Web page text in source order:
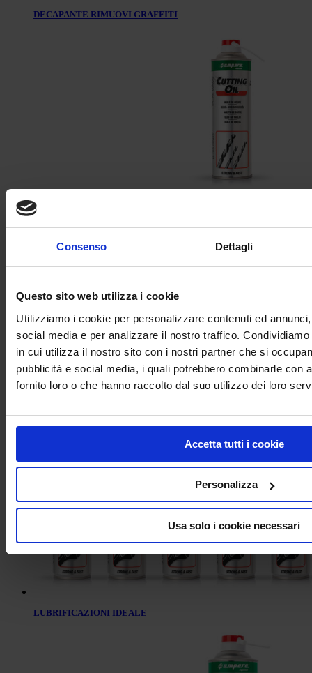
Consenso Dettagli
Questo sito web utilizza i cookie
Utilizziamo i cookie per personalizzare contenuti ed
social media e per analizzare il nostro traffico.
in cui utilizza il nostro sito con i nostri partner che si
pubblicità e social media, i quali potrebbero combinarle con
fornito loro o che hanno raccolto dal suo utilizzo dei loro
Accetta tutti i cookie
Personalizza
Usa solo i cookie necessari
DECAPANTE RIMUOVI GRAFFITI
OLIO DA TAGLIO
RILEVA FUGHE
LUBRIFICAZIONI IDEALE